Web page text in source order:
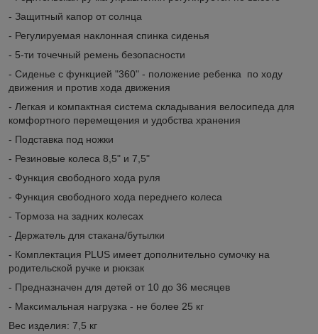
- Защитный капор от солнца
- Регулируемая наклонная спинка сиденья
- 5-ти точечный ремень безопасности
- Сиденье с функцией "360" - положение ребенка по ходу
движения и против хода движения
- Легкая и компактная система складывания велосипеда для
комфортного перемещения и удобства хранения
- Подставка под ножки
- Резиновые колеса 8,5" и 7,5"
- Функция свободного хода руля
- Функция свободного хода переднего колеса
- Тормоза на задних колесах
- Держатель для стакана/бутылки
- Комплектация PLUS имеет дополнительно сумочку на
родительской ручке и рюкзак
- Предназначен для детей от 10 до 36 месяцев
- Максимальная нагрузка - не более 25 кг
Вес изделия: 7,5 кг